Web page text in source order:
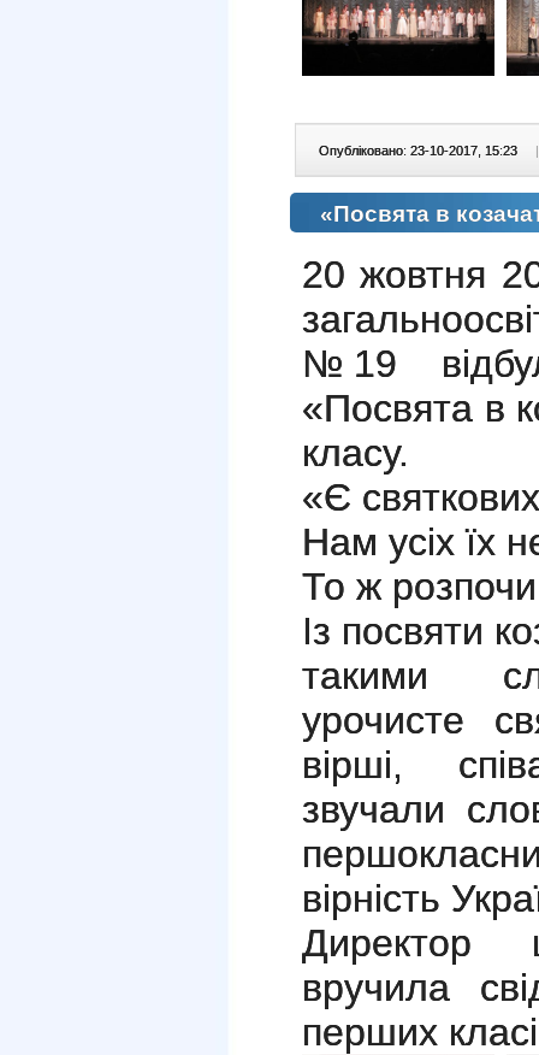
Опубліковано: 23-10-2017, 15:23 |
«Посвята в
20 жовтня
№19
«Посвята в
класу.
«Є
Нам усіх їх
То ж
Із посвяти
такими
урочисте
вірші,
звучали
вірність
Директор
вручила
перших